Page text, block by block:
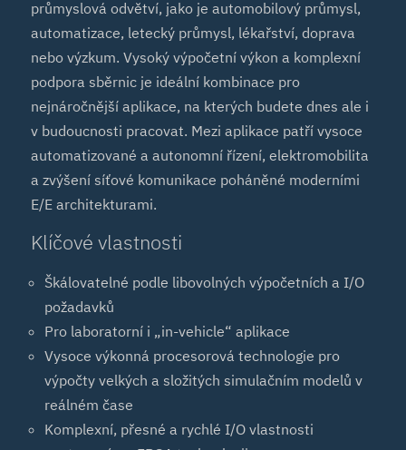
průmyslová odvětví, jako je automobilový průmysl,
automatizace, letecký průmysl, lékařství, doprava
nebo výzkum. Vysoký výpočetní výkon a komplexní
podpora sběrnic je ideální kombinace pro
nejnáročnější aplikace, na kterých budete dnes ale i
v budoucnosti pracovat. Mezi aplikace patří vysoce
automatizované a autonomní řízení, elektromobilita
a zvýšení síťové komunikace poháněné moderními
E/E architekturami.
Klíčové vlastnosti
Škálovatelné podle libovolných výpočetních a I/O
požadavků
Pro laboratorní i „in-vehicle“ aplikace
Vysoce výkonná procesorová technologie pro
výpočty velkých a složitých simulačním modelů v
reálném čase
Komplexní, přesné a rychlé I/O vlastnosti